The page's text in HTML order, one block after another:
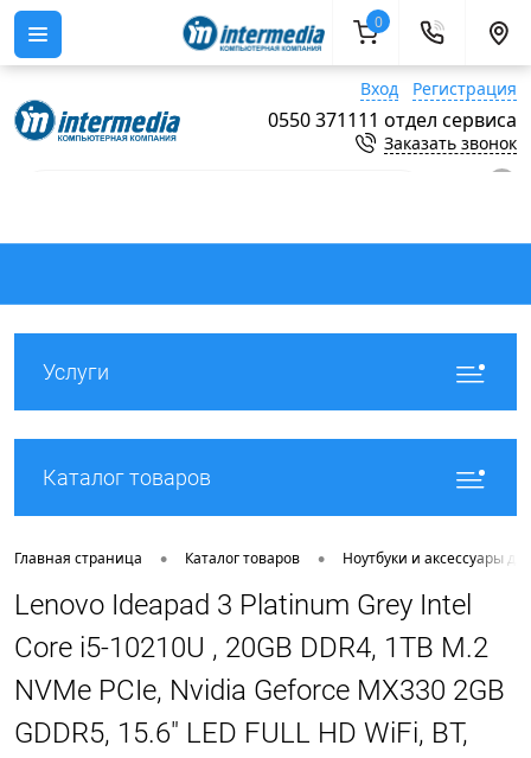
Вход Регистрация
0550 371111 отдел сервиса
Заказать звонок
Услуги
Каталог товаров
Главная страница • Каталог товаров • Ноутбуки и аксессуары
Lenovo Ideapad 3 Platinum Grey Intel
Core i5-10210U , 20GB DDR4, 1TB M.2
NVMe PCIe, Nvidia Geforce MX330 2GB
GDDR5, 15.6" LED FULL HD WiFi, BT,
0